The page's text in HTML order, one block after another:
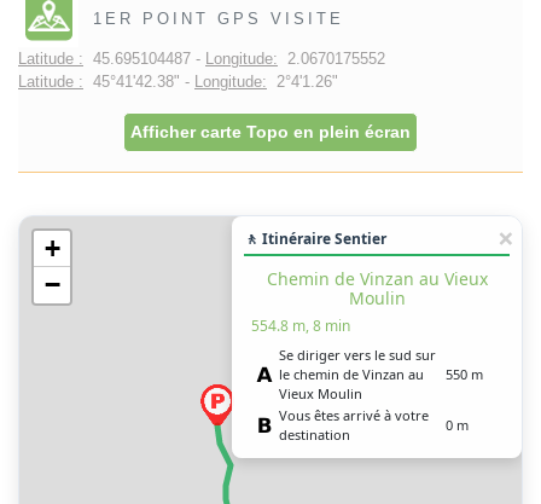
1ER POINT GPS VISITE
Latitude : 45.695104487 - Longitude: 2.0670175552
Latitude : 45°41'42.38" - Longitude: 2°4'1.26"
Afficher carte Topo en plein écran
+
−
🚶 Itinéraire Sentier
Chemin de Vinzan au Vieux
Moulin
554.8 m, 8 min
Se diriger vers le sud sur
le chemin de Vinzan au
Vieux Moulin
550 m
Vous êtes arrivé à votre
destination
0 m